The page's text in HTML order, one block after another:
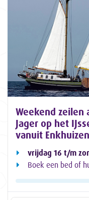
Weekend zeilen
Jager op het
vanuit Enkhuizen
vrijdag 16 t/m
Boek een bed of